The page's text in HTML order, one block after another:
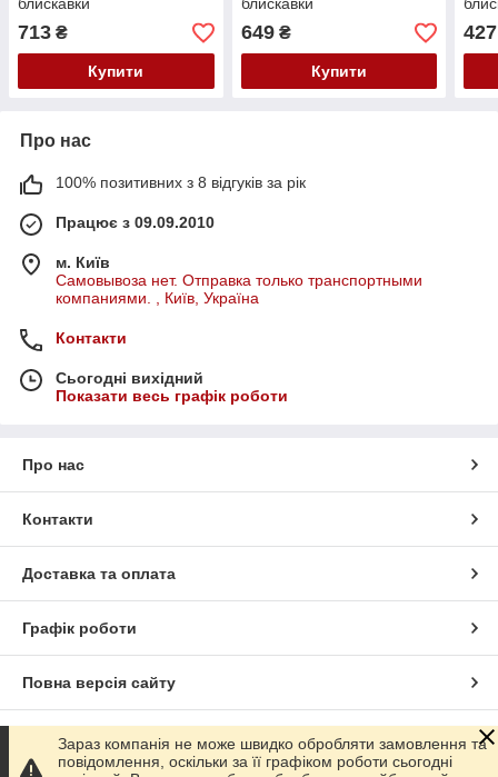
блискавки
713 ₴
Купити
блискавки
649₴
Купити
427
Про нас
100% позитивних з 8 відгуків за рік
Працює з 09.09.2010
м. Київ
Самовывоза нет. Отправка только транспортными
компаниями. , Київ, Україна
Контакти
Сьогодні вихідний
Показати весь графік роботи
Про нас
Контакти
Доставка та оплата
Графік роботи
Повна версія сайту
Сайт створено на маркетплейсіProm.ua
Зараз компанія не може швидко обробляти замовлення та
повідомлення, оскільки за її графіком роботи сьогодні